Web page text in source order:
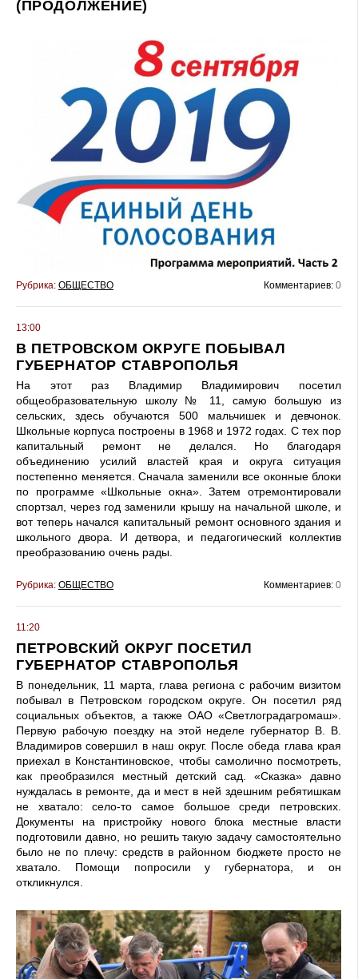
(ПРОДОЛЖЕНИЕ)
Рубрика: ОБЩЕСТВО Комментариев: 0
13:00
В ПЕТРОВСКОМ ОКРУГЕ ПОБЫВАЛ
ГУБЕРНАТОР СТАВРОПОЛЬЯ
На этот раз Владимир Владимирович посетил
общеобразовательную школу № 11, самую большую из
сельских, здесь обучаются 500 мальчишек и девчонок.
Школьные корпуса построены в 1968 и 1972 годах. С тех пор
капитальный ремонт не делался. Но благодаря
объединению усилий властей края и округа ситуация
постепенно меняется. Сначала заменили все оконные блоки
по программе «Школьные окна». Затем отремонтировали
спортзал, через год заменили крышу на начальной школе, и
вот теперь начался капитальный ремонт основного здания и
школьного двора. И детвора, и педагогический коллектив
преобразованию очень рады.
Рубрика: ОБЩЕСТВО Комментариев: 0
11:20
ПЕТРОВСКИЙ ОКРУГ ПОСЕТИЛ
ГУБЕРНАТОР СТАВРОПОЛЬЯ
В понедельник, 11 марта, глава региона с рабочим визитом
побывал в Петровском городском округе. Он посетил ряд
социальных объектов, а также ОАО «Светлоградагромаш».
Первую рабочую поездку на этой неделе губернатор В. В.
Владимиров совершил в наш округ. После обеда глава края
приехал в Константиновское, чтобы самолично посмотреть,
как преобразился местный детский сад. «Сказка» давно
нуждалась в ремонте, да и мест в ней здешним ребятишкам
не хватало: село-то самое большое среди петровских.
Документы на пристройку нового блока местные власти
подготовили давно, но решить такую задачу самостоятельно
было не по плечу: средств в районном бюджете просто не
хватало. Помощи попросили у губернатора, и он
откликнулся.